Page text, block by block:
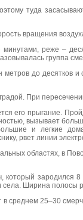
туда
вращения
минутами, реже –
группа
до десятков
При
его прыгание.
вызывает
и легкие
рвет линии
областях, в
который зародился
села. Ширина
среднем 25–30